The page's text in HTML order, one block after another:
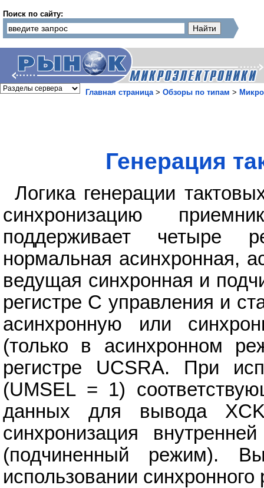
Поиск по сайту:
Главная страница> Обзоры по типам >
Генерация
Логика генерации
синхронизацию
поддерживает четыре
нормальная асинхронная,
ведущая синхронная и
регистре С управления и
асинхронную или
(только в асинхронном
регистре UCSRA. При
(UMSEL = 1)
данных для вывода
синхронизация
(подчиненный режим).
использовании